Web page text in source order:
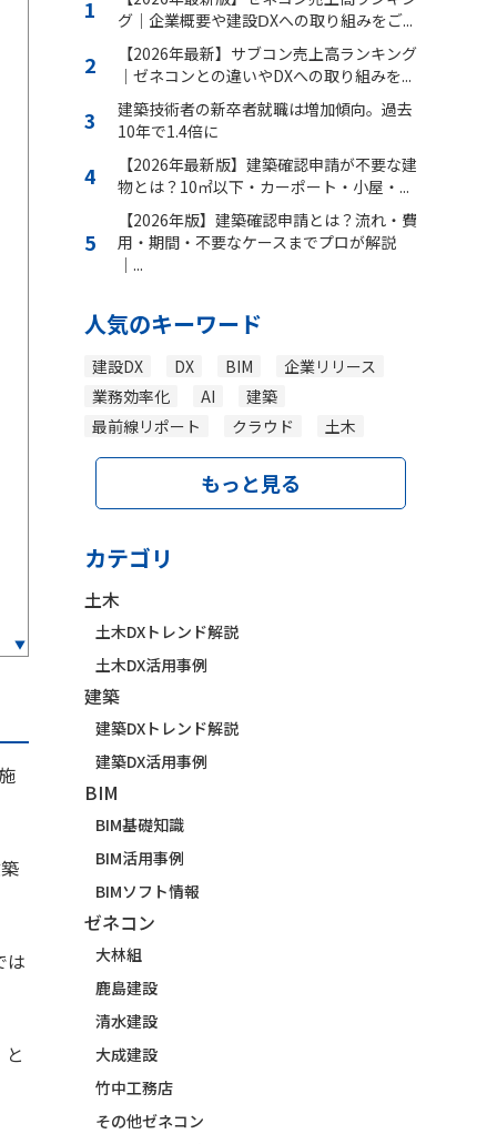
は
グ｜企業概要や建設ⅮXへの取り組みをご...
【2026年最新】サブコン売上高ランキング
｜ゼネコンとの違いやDXへの取り組みを...
建築技術者の新卒者就職は増加傾向。過去
10年で1.4倍に
【2026年最新版】建築確認申請が不要な建
物とは？10㎡以下・カーポート・小屋・...
【2026年版】建築確認申請とは？流れ・費
用・期間・不要なケースまでプロが解説
｜...
人気のキーワード
建設DX DX BIM
企業リリース
業務効率化
AI
建築
最前線リポート
クラウド 土木
もっと見る
カテゴリ
土木
土木DXトレンド解説
土木DX活用事例
建築
建築DXトレンド解説
建築DX活用事例
BIM
BIM基礎知識
BIM活用事例
BIMソフト情報
ゼネコン
大林組
鹿島建設
清水建設
大成建設
竹中工務店
その他ゼネコン